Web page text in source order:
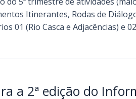
Itinerantes, Rodas de
01 (Rio Casca e Adjacências) e
a 2ª edição do